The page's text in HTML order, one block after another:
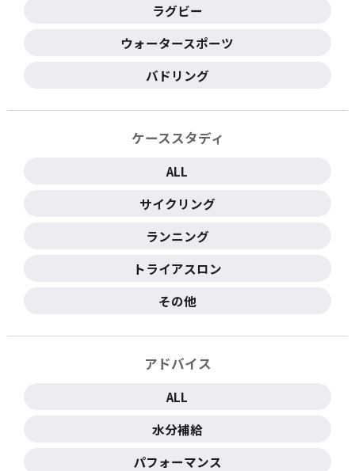
ラグビー
ウォータースポーツ
バドリング
ケーススタディ
ALL
サイクリング
ランニング
トライアスロン
その他
アドバイス
ALL
水分補給
パフォーマンス